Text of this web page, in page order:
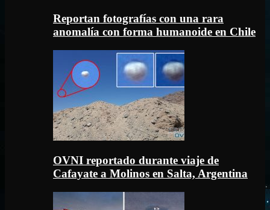
Reportan fotografías con una rara
anomalía con forma humanoide en Chile
OVNI reportado durante viaje de
Cafayate a Molinos en Salta, Argentina